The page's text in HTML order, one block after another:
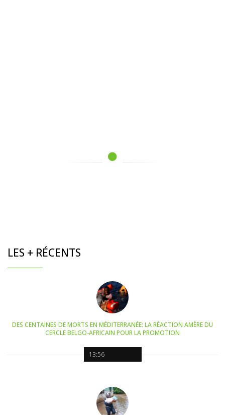
LES + RÉCENTS
13:56
DES CENTAINES DE MORTS EN MÉDITERRANÉE: LA RÉACTION AMÈRE DU
CERCLE BELGO-AFRICAIN POUR LA PROMOTION